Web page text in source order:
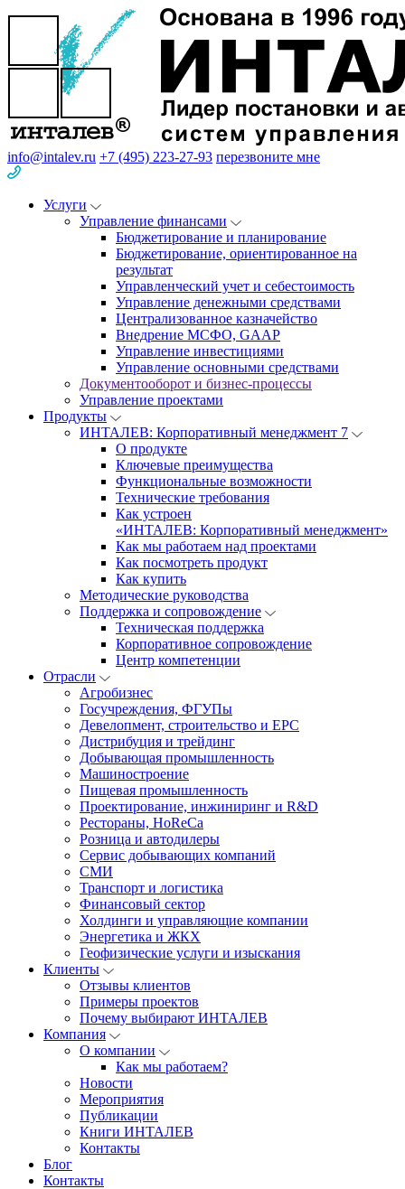
info@intalev.ru +7 (495) 223-27-93 перезвоните мне
Услуги
Управление финансами
Бюджетирование и планирование
Бюджетирование, ориентированное на
результат
Управленческий учет и себестоимость
Управление денежными средствами
Централизованное казначейство
Внедрение МСФО, GAAP
Управление инвестициями
Управление основными средствами
Документооборот и бизнес-процессы
Управление проектами
Продукты
ИНТАЛЕВ: Корпоративный менеджмент 7
О продукте
Ключевые преимущества
Функциональные возможности
Технические требования
Как устроен
«ИНТАЛЕВ: Корпоративный менеджмент»
Как мы работаем над проектами
Как посмотреть продукт
Как купить
Методические руководства
Поддержка и сопровождение
Техническая поддержка
Корпоративное сопровождение
Центр компетенции
Отрасли
Агробизнес
Госучреждения, ФГУПы
Девелопмент, строительство и EPC
Дистрибуция и трейдинг
Добывающая промышленность
Машиностроение
Пищевая промышленность
Проектирование, инжиниринг и R&D
Рестораны, HoReCa
Розница и автодилеры
Сервис добывающих компаний
СМИ
Транспорт и логистика
Финансовый сектор
Холдинги и управляющие компании
Энергетика и ЖКХ
Геофизические услуги и изыскания
Клиенты
Отзывы клиентов
Примеры проектов
Почему выбирают ИНТАЛЕВ
Компания
О компании
Как мы работаем?
Новости
Мероприятия
Публикации
Книги ИНТАЛЕВ
Контакты
Блог
Контакты